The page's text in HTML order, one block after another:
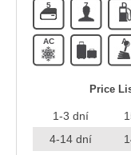
5 7 D
AC A
Price
1-3 dní
4-14 dní